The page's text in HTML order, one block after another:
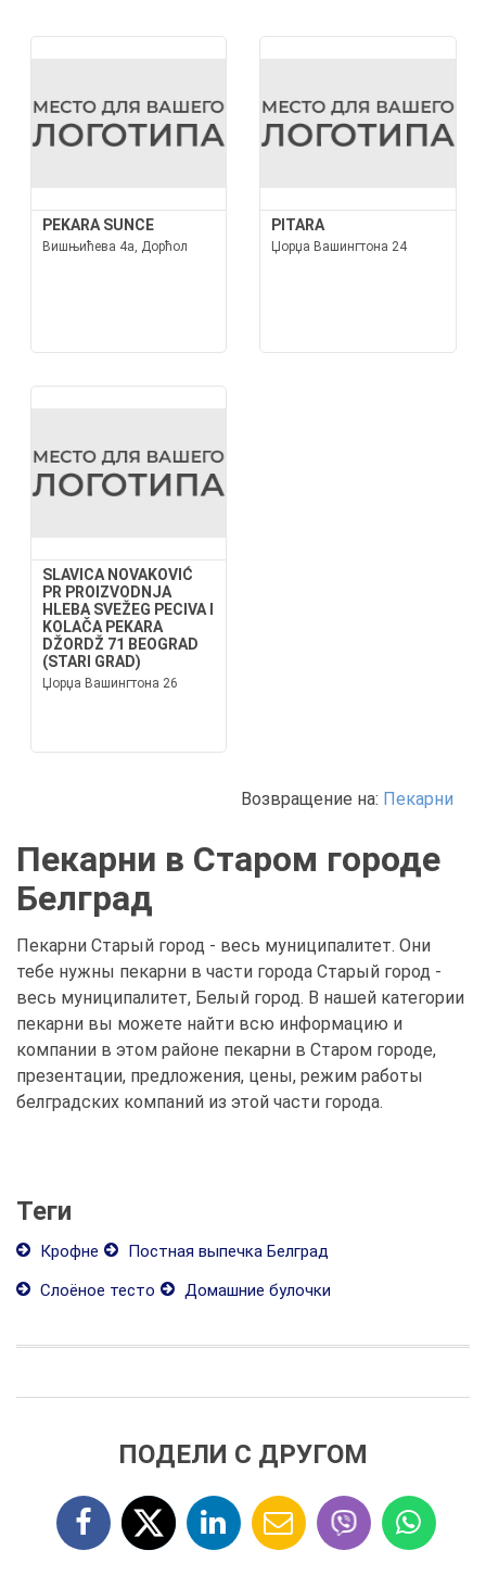
PEKARA SUNCE
Вишњићева 4а, Дорћол
PITARA
Џорџа Вашингтона 24
SLAVICA NOVAKOVIĆ
PR PROIZVODNJA
HLEBA SVEŽEG PECIVA I
KOLAČA PEKARA
DŽORDŽ 71 BEOGRAD
(STARI GRAD)
Џорџа Вашингтона 26
Возвращение на: Пекарни
Пекарни в Старом городе
Белград
Пекарни Старый город - весь муниципалитет. Они
тебе нужны пекарни в части города Старый город -
весь муниципалитет, Белый город. В нашей категории
пекарни вы можете найти всю информацию и
компании в этом районе пекарни в Старом городе,
презентации, предложения, цены, режим работы
белградских компаний из этой части города.
Теги
Крофне
Постная выпечка Белград
Слоёное тесто
Домашние булочки
ПОДЕЛИ С ДРУГОМ